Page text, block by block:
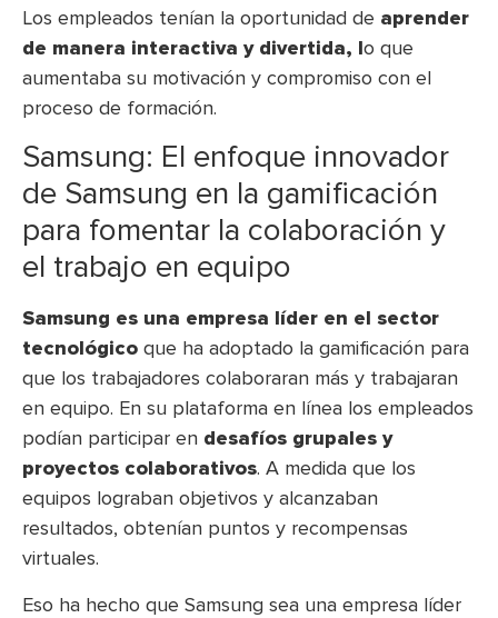
Los empleados tenían la oportunidad de aprender
de manera interactiva y divertida, lo que
aumentaba su motivación y compromiso con el
proceso de formación.
Samsung: El enfoque innovador
de Samsung en la gamificación
para fomentar la colaboración y
el trabajo en equipo
Samsung es una empresa líder en el sector
tecnológico que ha adoptado la gamificación para
que los trabajadores colaboraran más y trabajaran
en equipo. En su plataforma en línea los empleados
podían participar en desafíos grupales y
proyectos colaborativos. A medida que los
equipos lograban objetivos y alcanzaban
resultados, obtenían puntos y recompensas
virtuales.
Eso ha hecho que Samsung sea una empresa líder